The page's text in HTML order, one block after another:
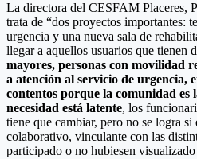
La directora del CESFAM Placeres,
trata de “dos proyectos importantes:
urgencia y una nueva sala de
llegar a aquellos usuarios que tienen
mayores, personas con movilidad
a atención al servicio de urgencia,
contentos porque la comunidad es
necesidad está latente, los
tiene que cambiar, pero no se logra si
colaborativo, vinculante con las
participado o no hubiesen